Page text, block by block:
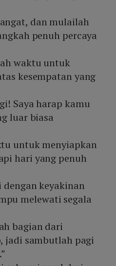
dan mulailah
penuh percaya
waktu untuk
kesempatan yang
Saya harap kamu
luar biasa
untuk menyiapkan
hari yang penuh
keyakinan
melewati segala
bagian dari
jadi sambutlah pagi